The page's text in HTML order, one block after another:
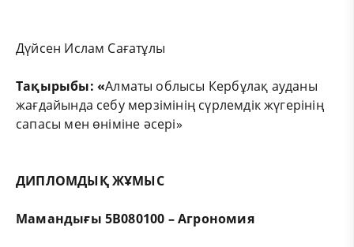
Дүйсен Ислам Сағатұлы
Тақырыбы: «Алматы облысы Кербұлақ ауданы
жағдайында себу мерзімінің сүрлемдік жүгерінің
сапасы мен өніміне әсері»
ДИПЛОМДЫҚ ЖҰМЫС
Мамандығы 5В080100 – Агрономия